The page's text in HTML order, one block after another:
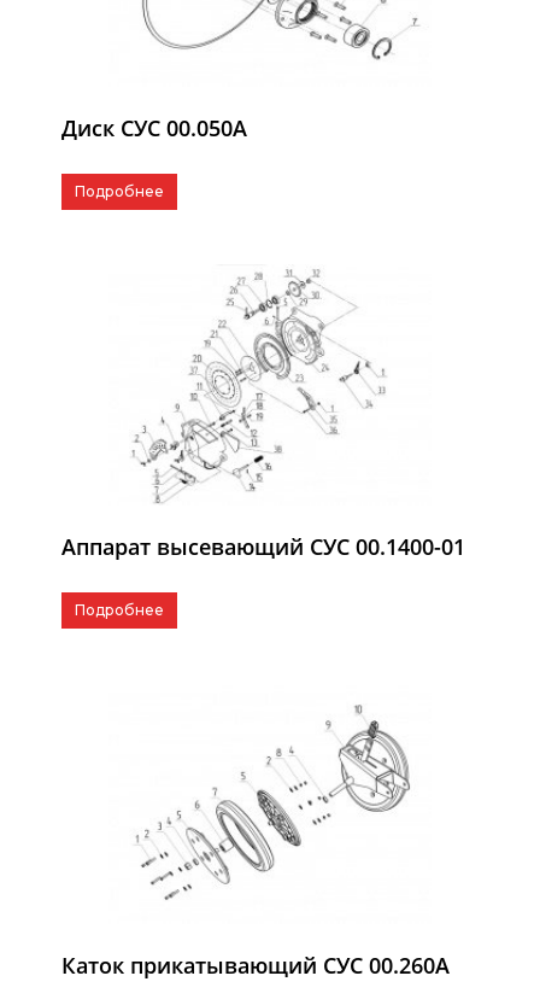
Диск СУС 00.050А
Подробнее
Аппарат высевающий СУС 00.1400-01
Подробнее
Каток прикатывающий СУС 00.260А